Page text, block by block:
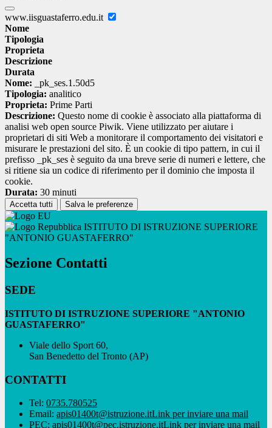
www.iisguastaferro.edu.it
Nome
Tipologia
Proprieta
Descrizione
Durata
Nome: _pk_ses.1.50d5
Tipologia: analitico
Proprieta: Prime Parti
Descrizione: Questo nome di cookie è associato alla piattaforma di
analisi web open source Piwik. Viene utilizzato per aiutare i
proprietari di siti Web a monitorare il comportamento dei visitatori e
misurare le prestazioni del sito. È un cookie di tipo pattern, in cui il
prefisso _pk_ses è seguito da una breve serie di numeri e lettere, che
si ritiene sia un codice di riferimento per il dominio che imposta il
cookie.
Durata: 30 minuti
Accetta tutti Salva le preferenze
ISTITUTO DI ISTRUZIONE SUPERIORE
"ANTONIO GUASTAFERRO"
Sezione Contatti
SEDE
ISTITUTO DI ISTRUZIONE SUPERIORE "ANTONIO
GUASTAFERRO"
Viale dello Sport 60,
San Benedetto del Tronto (AP)
CONTATTI
Tel: 0735.780525
Email: apis01400t@istruzione.itLink per inviare una mail
PEC: apis01400t@pec.istruzione.itLink per inviare una mail